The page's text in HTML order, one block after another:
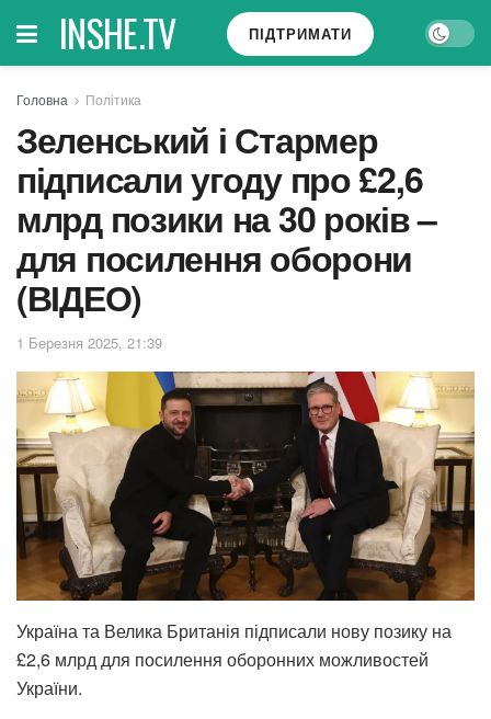
INSHE.TV ПІДТРИМАТИ
Головна Політика
Зеленський і Стармер
підписали угоду про £2,6
млрд позики на 30 років –
для посилення оборони
(ВІДЕО)
1 Березня 2025, 21:39
Україна та Велика Британія підписали нову позику на
£2,6 млрд для посилення оборонних можливостей
України.